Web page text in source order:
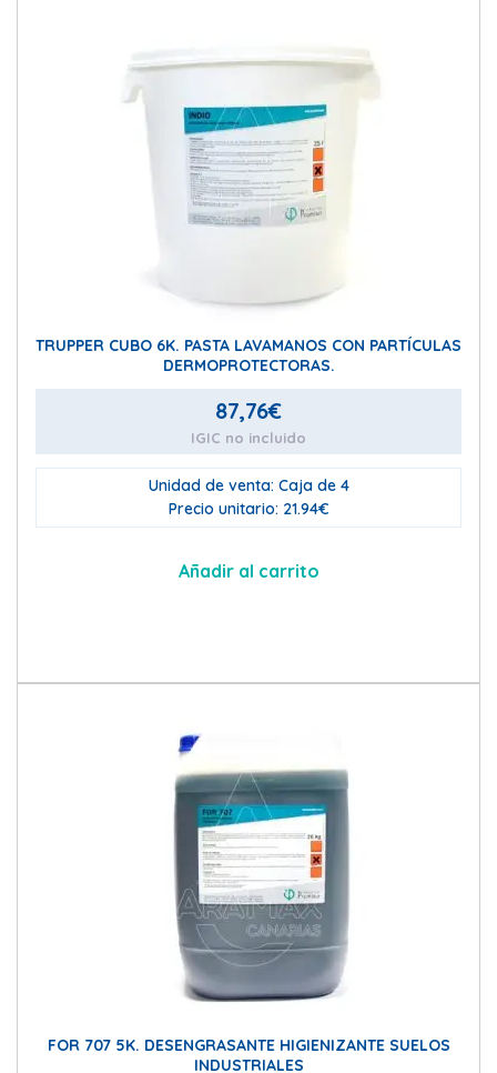
TRUPPER CUBO 6K. PASTA LAVAMANOS CON PARTÍCULAS
DERMOPROTECTORAS.
87,76€
IGIC no incluido
Unidad de venta: Caja de 4
Precio unitario: 21.94€
Añadir al carrito
FOR 707 5K. DESENGRASANTE HIGIENIZANTE SUELOS
INDUSTRIALES